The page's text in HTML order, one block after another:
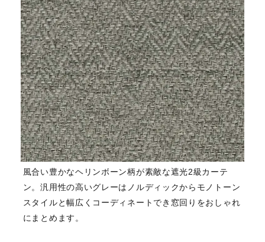
風合い豊かなヘリンボーン柄が素敵な遮光2級カーテ
ン。汎用性の高いグレーはノルディックからモノトーン
スタイルと幅広くコーディネートでき窓回りをおしゃれ
にまとめます。